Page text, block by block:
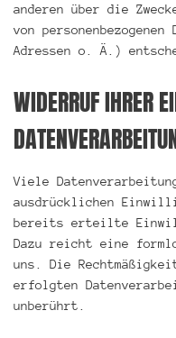
anderen über die
von
Adressen o. Ä.)
WIDERRUF IHRER
Viele
ausdrücklichen
bereits erteilte
Dazu reicht eine
uns. Die
erfolgten
unberührt.